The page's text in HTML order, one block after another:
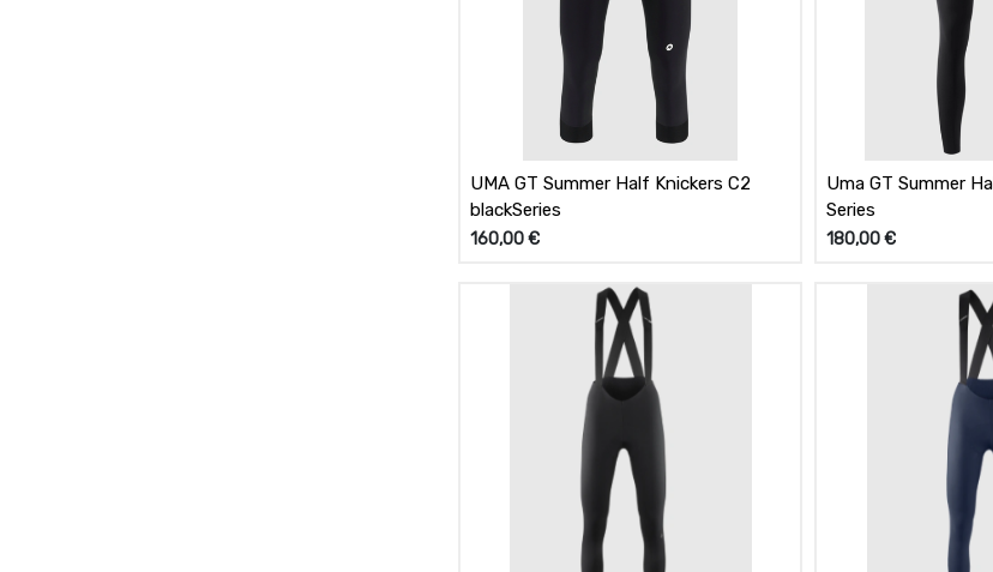
UMA GT Summer Half Knickers C2
blackSeries
160,00€
Uma GT Summer
Series
180,00€